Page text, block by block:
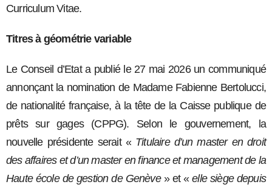
Curriculum Vitae.
Titres à géométrie variable
Le Conseil d’Etat a publié le 27 mai 2026 un communiqué
annonçant la nomination de Madame Fabienne Bertolucci,
de nationalité française, à la tête de la Caisse publique de
prêts sur gages (CPPG). Selon le gouvernement, la
nouvelle présidente serait « Titulaire d’un master en droit
des affaires et d’un master en finance et management de la
Haute école de gestion de Genève» et «elle siège depuis